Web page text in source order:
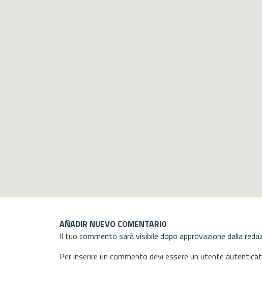
AÑADIR NUEVO COMENTARIO
Il tuo commento sarà visibile dopo approvazione dalla
Per inserire un commento devi essere un utente